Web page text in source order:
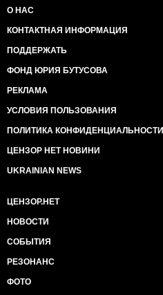
О НАС
КОНТАКТНАЯ ИНФОРМАЦИЯ
ПОДДЕРЖАТЬ
ФОНД ЮРИЯ БУТУСОВА
РЕКЛАМА
УСЛОВИЯ ПОЛЬЗОВАНИЯ
ПОЛИТИКА КОНФИДЕНЦИАЛЬНОСТИ
ЦЕНЗОР НЕТ НОВИНИ
UKRAINIAN NEWS
ЦЕНЗОР.НЕТ
НОВОСТИ
СОБЫТИЯ
РЕЗОНАНС
ФОТО